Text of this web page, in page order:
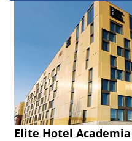
Elite Hotel Academia